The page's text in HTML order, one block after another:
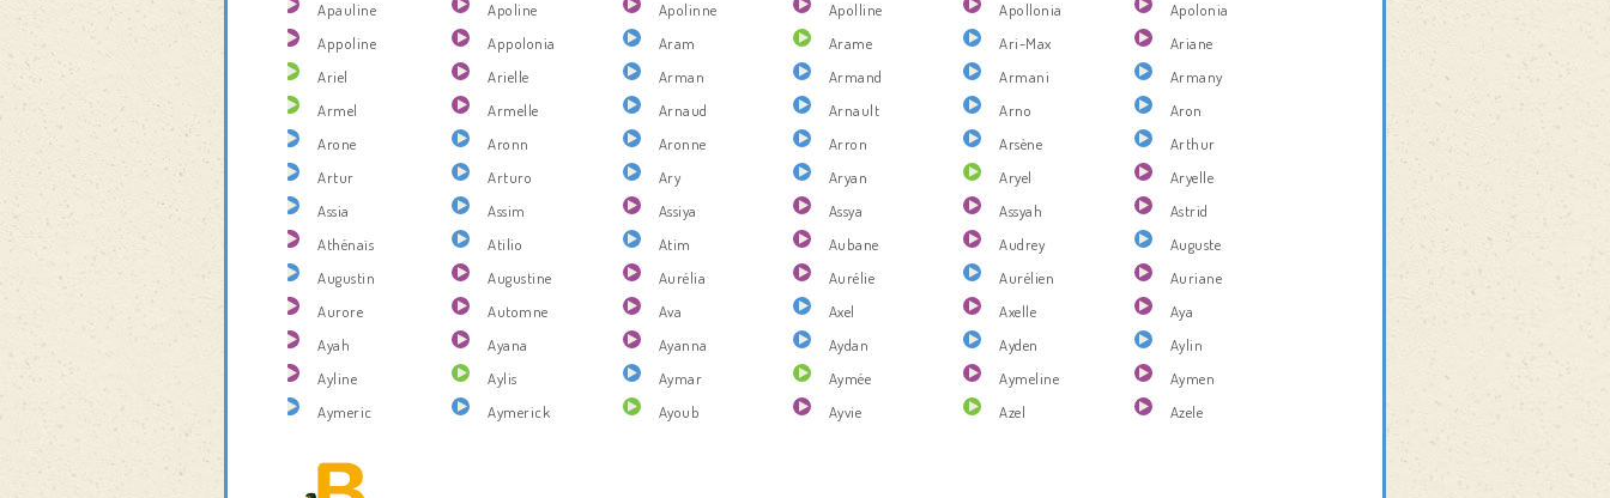
Apauline
Apoline Apolinne Apolline Apollonia
Apolonia
Appoline
Appolonia Aram Arame Ari-Max
Ariane
Ariel
Arielle Arman Armand Armani
Armany
Armel
Armelle Arnaud Arnault Arno
Aron
Arone
Aronn Aronne Arron Arsène
Arthur
Artur
Arturo Ary Aryan Aryel
Aryelle
Assia
Assim Assiya Assya Assyah
Astrid
Athénaïs
Atilio Atim Aubane Audrey
Auguste
Augustin
Augustine Aurélia Aurélie Aurélien
Auriane
Aurore
Automne Ava Axel Axelle
Aya
Ayah
Ayana Ayanna Aydan Ayden
Aylin
Ayline
Aylis Aymar Aymée Aymeline
Aymen
Aymeric
Aymerick Ayoub Ayvie Azel Azele